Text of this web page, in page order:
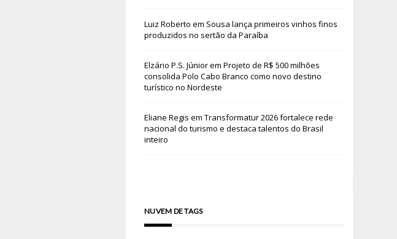
Luiz Roberto em Sousa lança primeiros vinhos finos
produzidos no sertão da Paraíba
Elzário P.S. Júniorem Projeto de R$ 500 milhões
consolida Polo Cabo Branco como novo destino
turístico no Nordeste
Eliane Regis em Transformatur 2026 fortalece rede
nacional do turismo e destaca talentos do Brasil
inteiro
NUVEM DE TAGS